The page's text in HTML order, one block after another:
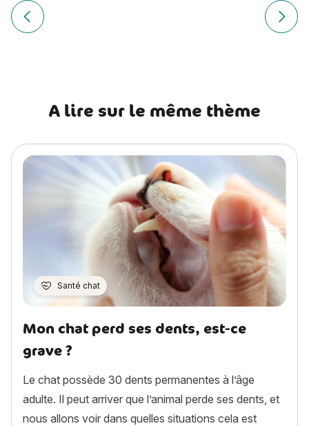
Navigation
de
Article précédent Fabriquer un jouet pour chat : Le Article
A lire sur le même thème
Santé chat
Mon chat perd ses dents, est-ce
grave ?
Le chat possède 30 dents permanentes à l’âge
adulte. Il peut arriver que l’animal perde ses dents, et
nous allons voir dans quelles situations cela est